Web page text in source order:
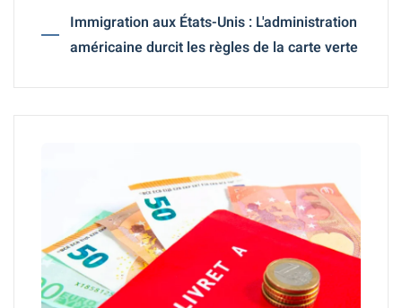
Immigration aux États-Unis : L'administration
américaine durcit les règles de la carte verte